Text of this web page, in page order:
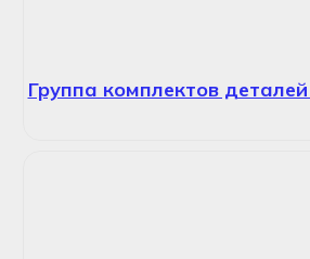
Группа комплектов